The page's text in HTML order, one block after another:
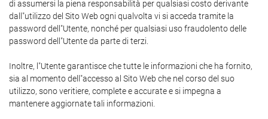
di assumersi la piena responsabilità per qualsiasi costo derivante
dall"utilizzo del Sito Web ogni qualvolta vi si acceda tramite la
password dell"Utente, nonché per qualsiasi uso fraudolento delle
password dell"Utente da parte di terzi.
Inoltre, l"Utente garantisce che tutte le informazioni che ha fornito,
sia al momento dell"accesso al Sito Web che nel corso del suo
utilizzo, sono veritiere, complete e accurate e si impegna a
mantenere aggiornate tali informazioni.